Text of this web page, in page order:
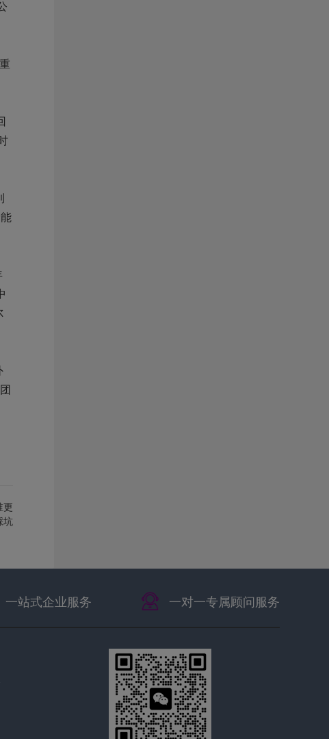
更
坑
一站式企业服务 一对一专属顾问服务